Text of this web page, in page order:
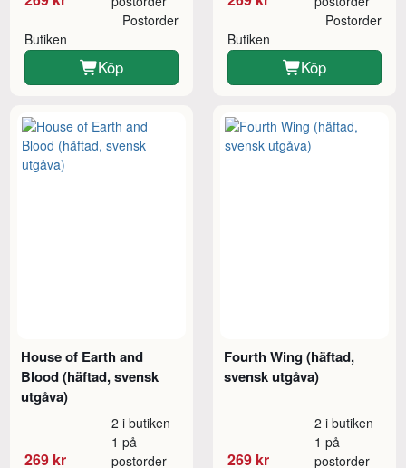
Butiken
Postorder
Köp
Butiken
Postorder
Köp
House of Earth and
Blood (häftad, svensk
utgåva)
269 kr
2 i butiken
1 på
postorder
Fourth Wing (häftad,
svensk utgåva)
269 kr
2 i butiken
1 på
postorder